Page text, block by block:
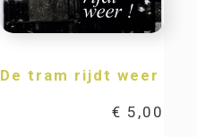
De tram rijdt weer
€ 5,00